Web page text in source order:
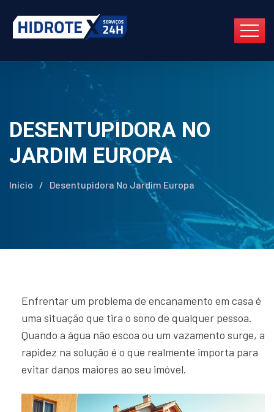
DESENTUPIDORA NO
JARDIM EUROPA
Início / Desentupidora No Jardim Europa
Enfrentar um problema de encanamento em casa é
uma situação que tira o sono de qualquer pessoa.
Quando a água não escoa ou um vazamento surge, a
rapidez na solução é o que realmente importa para
evitar danos maiores ao seu imóvel.